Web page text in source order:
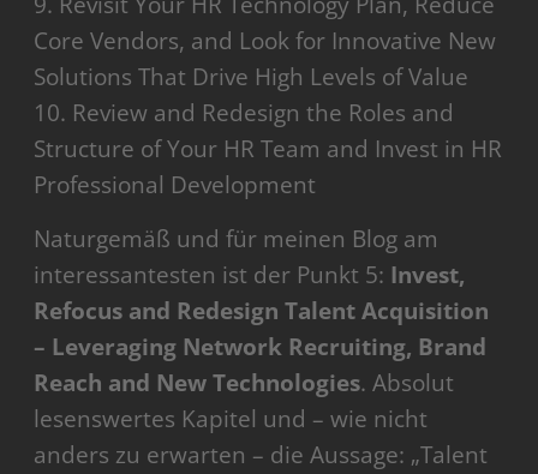
Core Vendors, and Look for Innovative New
Solutions That Drive High Levels of Value
10. Review and Redesign the Roles and
Structure of Your HR Team and Invest in HR
Professional Development
Naturgemäß und für meinen Blog am
interessantesten ist der Punkt 5: Invest,
Refocus and Redesign Talent Acquisition
– Leveraging Network Recruiting, Brand
Reach and New Technologies. Absolut
lesenswertes Kapitel und – wie nicht
anders zu erwarten – die Aussage: „Talent